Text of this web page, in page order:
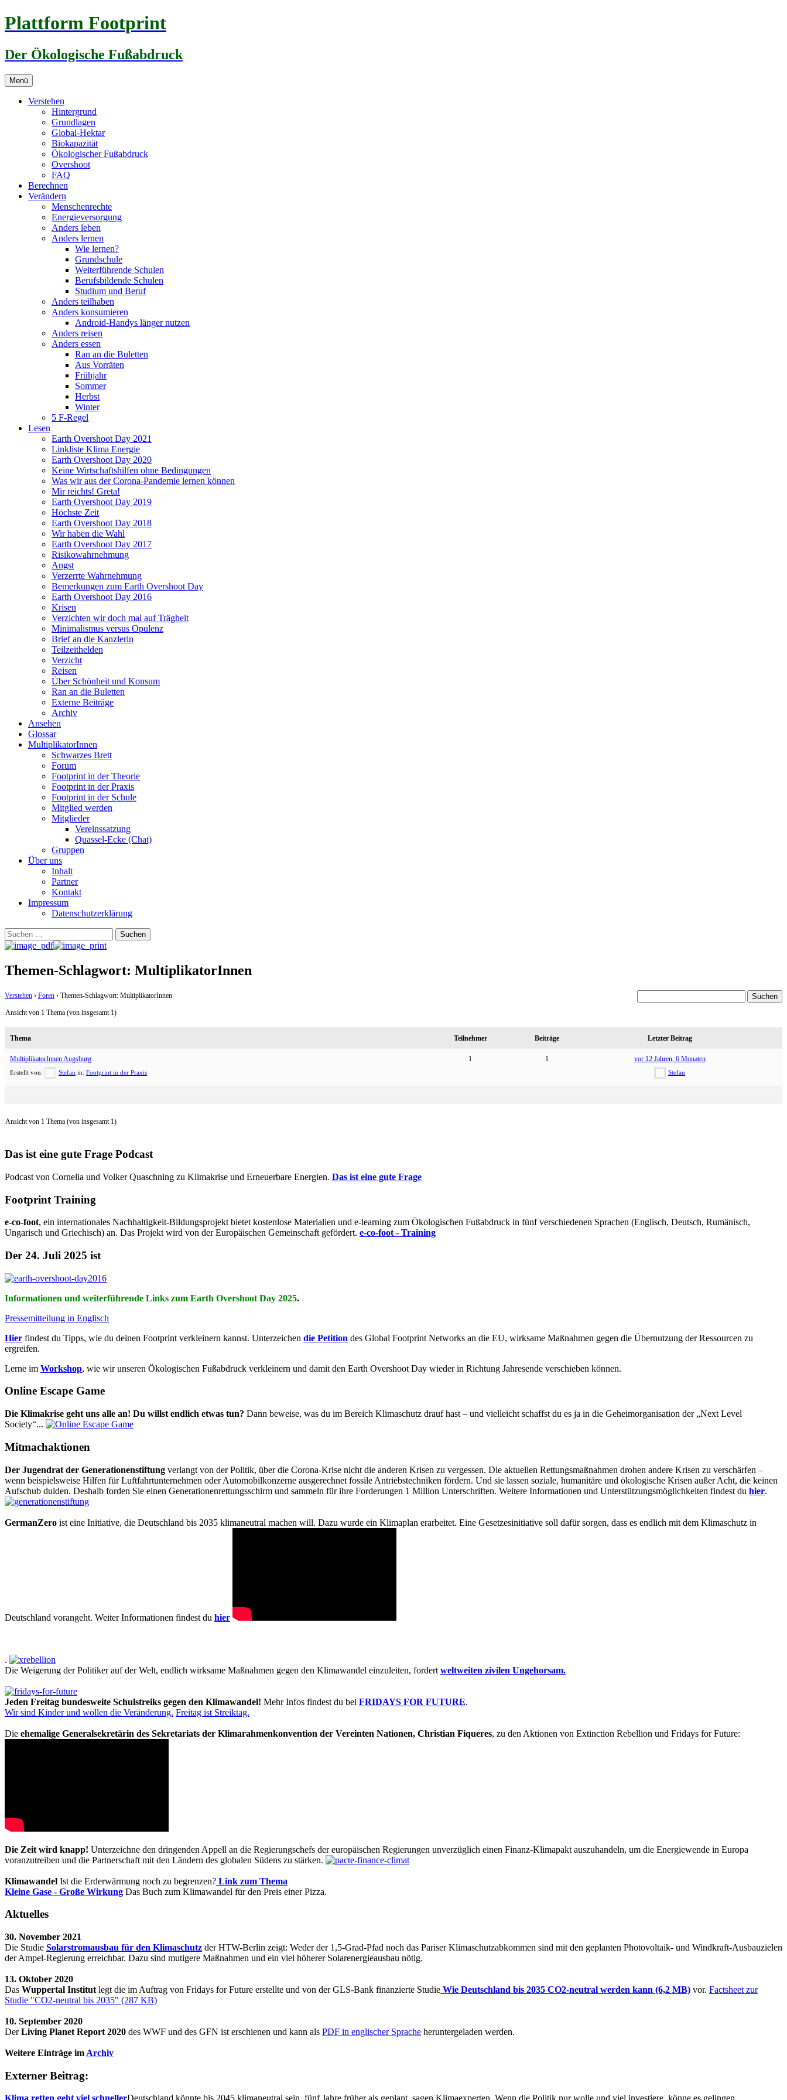
Zum
Inhalt
Plattform Footprint
Der Ökologische Fußabdruck
Menü
Verstehen
Hintergrund
Grundlagen
Global-Hektar
Biokapazität
Ökologischer Fußabdruck
Overshoot
FAQ
Berechnen
Verändern
Menschenrechte
Energieversorgung
Anders leben
Anders lernen
Wie lernen?
Grundschule
Weiterführende Schulen
Berufsbildende Schulen
Studium und Beruf
Anders teilhaben
Anders konsumieren
Android-Handys länger nutzen
Anders reisen
Anders essen
Ran an die Buletten
Aus Vorräten
Frühjahr
Sommer
Herbst
Winter
5 F-Regel
Lesen
Earth Overshoot Day 2021
Linkliste Klima Energie
Earth Overshoot Day 2020
Keine Wirtschaftshilfen ohne Bedingungen
Was wir aus der Corona-Pandemie lernen können
Mir reichts! Greta!
Earth Overshoot Day 2019
Höchste Zeit
Earth Overshoot Day 2018
Wir haben die Wahl
Earth Overshoot Day 2017
Risikowahrnehmung
Angst
Verzerrte Wahrnehmung
Bemerkungen zum Earth Overshoot Day
Earth Overshoot Day 2016
Krisen
Verzichten wir doch mal auf Trägheit
Minimalismus versus Opulenz
Brief an die Kanzlerin
Teilzeithelden
Verzicht
Reisen
Über Schönheit und Konsum
Ran an die Buletten
Externe Beiträge
Archiv
Ansehen
Glossar
MultiplikatorInnen
Schwarzes Brett
Forum
Footprint in der Theorie
Footprint in der Praxis
Footprint in der Schule
Mitglied werden
Mitglieder
Vereinssatzung
Quassel-Ecke (Chat)
Gruppen
Über uns
Inhalt
Partner
Kontakt
Impressum
Datenschutzerklärung
Suchen
nach:
Themen-Schlagwort: MultiplikatorInnen
Verstehen › Foren › Themen-Schlagwort: MultiplikatorInnen
Ansicht von 1 Thema (von insgesamt 1)
Thema Teilnehmer Beiträge Letzter Beitrag
MultiplikatorInnen Augsburg
Erstellt von: Stefan in: Footprint in der Praxis
1 1 vor 12 Jahren, 6 Monaten
Stefan
Ansicht von 1 Thema (von insgesamt 1)
Das ist eine gute Frage Podcast
Podcast von Cornelia und Volker Quaschning zu Klimakrise und Erneuerbare Energien. Das ist eine gute Frage
Footprint Training
e-co-foot, ein internationales Nachhaltigkeit-Bildungsprojekt bietet kostenlose Materialien und e-learning zum Ökologischen Fußabdruck in fünf verschiedenen Sprachen (Englisch, Deutsch, Rumänisch,
Ungarisch und Griechisch) an. Das Projekt wird von der Europäischen Gemeinschaft gefördert. e-co-foot - Training
Der 24. Juli 2025 ist
Informationen und weiterführende Links zum Earth Overshoot Day 2025.
Pressemitteilung in Englisch
Hier findest du Tipps, wie du deinen Footprint verkleinern kannst. Unterzeichen die Petition des Global Footprint Networks an die EU, wirksame Maßnahmen gegen die Übernutzung der Ressourcen zu
ergreifen.
Lerne im Workshop, wie wir unseren Ökologischen Fußabdruck verkleinern und damit den Earth Overshoot Day wieder in Richtung Jahresende verschieben können.
Online Escape Game
Die Klimakrise geht uns alle an! Du willst endlich etwas tun? Dann beweise, was du im Bereich Klimaschutz drauf hast – und vielleicht schaffst du es ja in die Geheimorganisation der „Next Level
Society“...
Mitmachaktionen
Der Jugendrat der Generationenstiftung verlangt von der Politik, über die Corona-Krise nicht die anderen Krisen zu vergessen. Die aktuellen Rettungsmaßnahmen drohen andere Krisen zu verschärfen –
wenn beispielsweise Hilfen für Luftfahrtunternehmen oder Automobilkonzerne ausgerechnet fossile Antriebstechniken fördern. Und sie lassen soziale, humanitäre und ökologische Krisen außer Acht, die keinen
Aufschub dulden. Deshalb forden Sie einen Generationenrettungsschirm und sammeln für ihre Forderungen 1 Million Unterschriften. Weitere Informationen und Unterstützungsmöglichkeiten findest du hier.
GermanZero ist eine Initiative, die Deutschland bis 2035 klimaneutral machen will. Dazu wurde ein Klimaplan erarbeitet. Eine Gesetzesinitiative soll dafür sorgen, dass es endlich mit dem Klimaschutz in
Deutschland vorangeht. Weiter Informationen findest du hier
.
Die Weigerung der Politiker auf der Welt, endlich wirksame Maßnahmen gegen den Klimawandel einzuleiten, fordert weltweiten zivilen Ungehorsam.
Jeden Freitag bundesweite Schulstreiks gegen den Klimawandel! Mehr Infos findest du bei FRIDAYS FOR FUTURE.
Wir sind Kinder und wollen die Veränderung. Freitag ist Streiktag.
Die ehemalige Generalsekretärin des Sekretariats der Klimarahmenkonvention der Vereinten Nationen, Christian Fiqueres, zu den Aktionen von Extinction Rebellion und Fridays for Future:
Die Zeit wird knapp! Unterzeichne den dringenden Appell an die Regierungschefs der europäischen Regierungen unverzüglich einen Finanz-Klimapakt auszuhandeln, um die Energiewende in Europa
voranzutreiben und die Partnerschaft mit den Ländern des globalen Südens zu stärken.
Klimawandel Ist die Erderwärmung noch zu begrenzen? Link zum Thema
Kleine Gase - Große Wirkung Das Buch zum Klimawandel für den Preis einer Pizza.
Aktuelles
30. November 2021
Die Studie Solarstromausbau für den Klimaschutz der HTW-Berlin zeigt: Weder der 1,5-Grad-Pfad noch das Pariser Klimaschutzabkommen sind mit den geplanten Photovoltaik- und Windkraft-Ausbauzielen
der Ampel-Regierung erreichbar. Dazu sind mutigere Maßnahmen und ein viel höherer Solarenergieausbau nötig.
13. Oktober 2020
Das Wuppertal Institut legt die im Auftrag von Fridays for Future erstellte und von der GLS-Bank finanzierte Studie Wie Deutschland bis 2035 CO2-neutral werden kann (6,2 MB) vor. Factsheet zur
Studie "CO2-neutral bis 2035" (287 KB)
10. September 2020
DerLiving Planet Report 2020 des WWF und des GFN ist erschienen und kann als PDF in englischer Sprache heruntergeladen werden.
Weitere Einträge im Archiv
Externer Beitrag: